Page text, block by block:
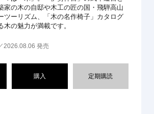
家の木の自邸や木工の匠の国・飛騨高山
ツーリズム、「木の名作椅子」カタログ
木の魅力が満載です。
2026.08.06 発売
購入 定期購読